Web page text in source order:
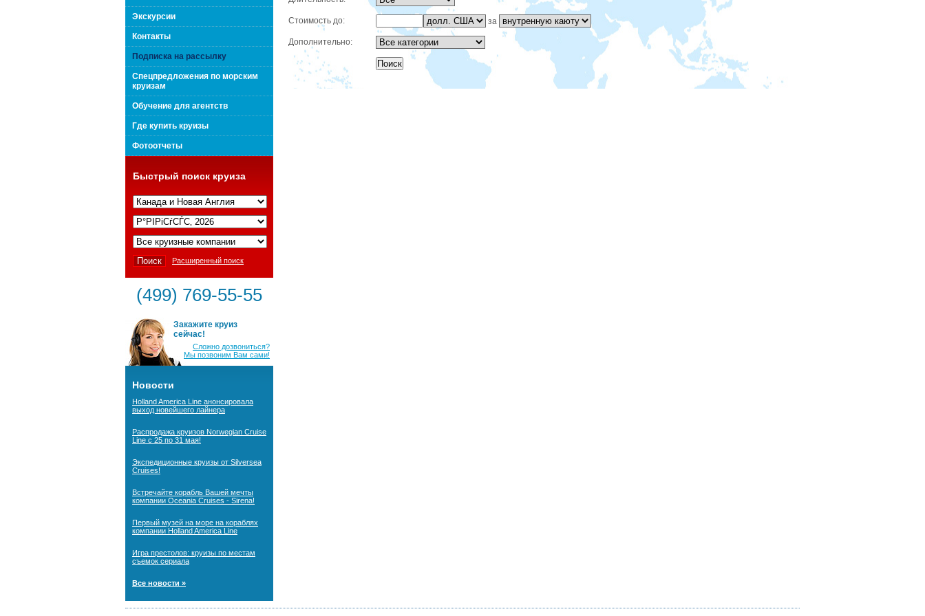
поколения "Вип Круиз
Интернешнл"
Экскурсии
Контакты
Подписка на рассылку
Спецпредложения по морским
круизам
Обучение для агентств
Где купить круизы
Фотоотчеты
Быстрый поиск круиза
Расширенный поиск
(499) 769-55-55
Закажите круиз
сейчас!
Сложно дозвониться?
Мы позвоним Вам сами!
Новости
Holland America Line анонсировала
выход новейшего лайнера
Распродажа круизов Norwegian Cruise
Line с 25 по 31 мая!
Экспедиционные круизы от Silversea
Cruises!
Встречайте корабль Вашей мечты
компании Oceania Cruises - Sirena!
Первый музей на море на кораблях
компании Holland America Line
Игра престолов: круизы по местам
съемок сериала
Все новости »
Стоимость до: за
Дополнительно: